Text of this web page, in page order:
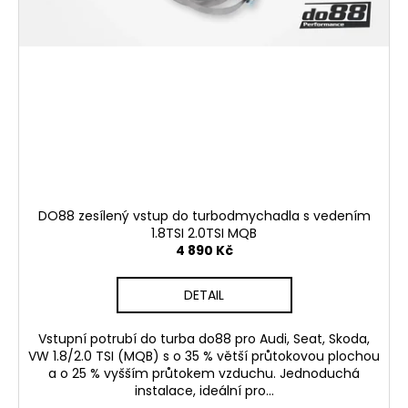
DO88 zesílený vstup do turbodmychadla s vedením
1.8TSI 2.0TSI MQB
4 890 Kč
DETAIL
Vstupní potrubí do turba do88 pro Audi, Seat, Skoda,
VW 1.8/2.0 TSI (MQB) s o 35 % větší průtokovou plochou
a o 25 % vyšším průtokem vzduchu. Jednoduchá
instalace, ideální pro...